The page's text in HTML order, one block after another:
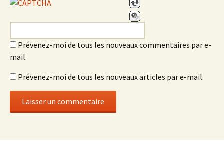
Prévenez-moi de tous les nouveaux commentaires par e-
mail.
Prévenez-moi de tous les nouveaux articles par e-mail.